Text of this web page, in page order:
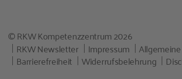
© RKW Kompetenzzentrum 2026
RKW Newsletter
Impressum
Barrierefreiheit Widerrufsbelehrung